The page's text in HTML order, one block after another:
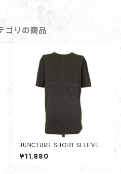
ゴリの商品
JUNCTURE SHORT SLEEVES
-CHARCOAL-
¥11,880